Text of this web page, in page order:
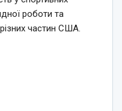
роботи та
частин США.